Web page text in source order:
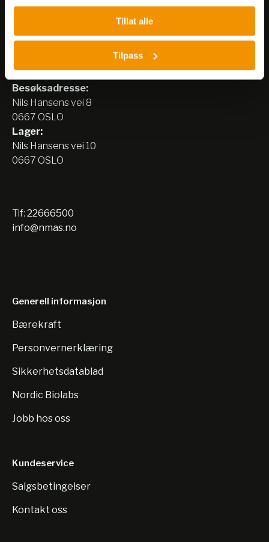
Tillat alle
Tilpass
Nerliens Meszansky AS
Besøksadresse:
Nils Hansens vei 8
0667 OSLO
Lager:
Nils Hansens vei 10
0667 OSLO
Tlf: 22666500
info@nmas.no
Generell informasjon
Bærekraft
Personvernerklæring
Sikkerhetsdatablad
Nordic Biolabs
Jobb hos oss
Kundeservice
Salgsbetingelser
Kontakt oss